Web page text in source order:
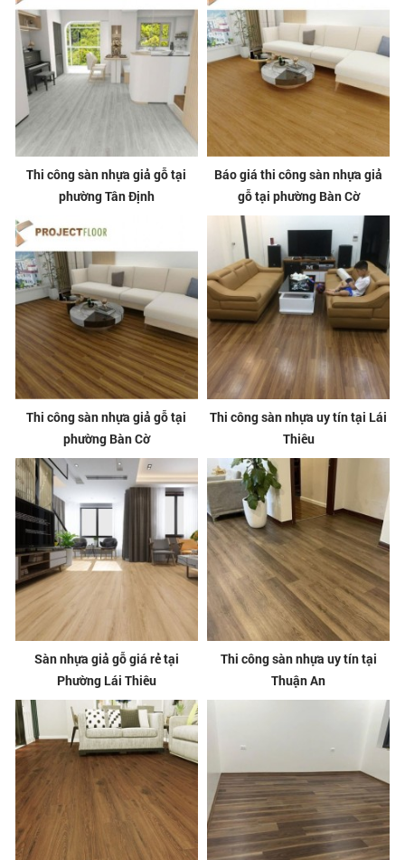
Thi công sàn nhựa giả gỗ tại
phường Tân Định
Báo giá thi công sàn nhựa giả
gỗ tại phường Bàn Cờ
Thi công sàn nhựa giả gỗ tại
phường Bàn Cờ
Thi công sàn nhựa uy tín tại Lái
Thiêu
Sàn nhựa giả gỗ giá rẻ tại
Phường Lái Thiêu
Thi công sàn nhựa uy tín tại
Thuận An